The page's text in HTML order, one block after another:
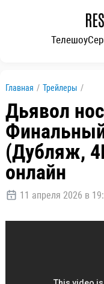
Телешоу
Главная / Трейлеры /
Дьявол
(Дубляж,
онлайн
11 апреля 2026 в